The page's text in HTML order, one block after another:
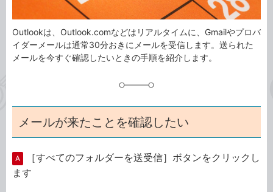
Outlookは、Outlook.comなどはリアルタイムに、Gmailやプロバ
イダーメールは通常30分おきにメールを受信します。送られた
メールを今すぐ確認したいときの手順を紹介します。
メールが来たことを確認したい
A
［すべてのフォルダーを送受信］ボタンをクリックし
ます